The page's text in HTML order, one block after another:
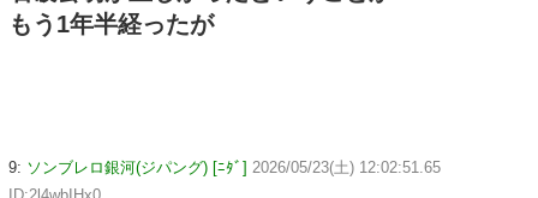
もう1年半経ったが
9: ソンブレロ銀河(ジパング) [ﾆﾀﾞ] 2026/05/23(土) 12:02:51.65